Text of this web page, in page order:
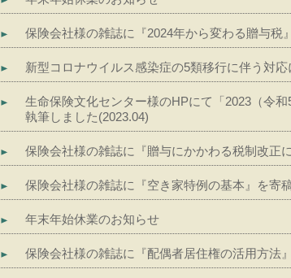
保険会社様の雑誌に『2024年から変わる贈与税
新型コロナウイルス感染症の5類移行に伴う対応
生命保険文化センター様のHPにて「2023（令
執筆しました(2023.04)
保険会社様の雑誌に『贈与にかかわる税制改正
保険会社様の雑誌に『空き家特例の基本』を寄
年末年始休業のお知らせ
保険会社様の雑誌に『配偶者居住権の活用方法